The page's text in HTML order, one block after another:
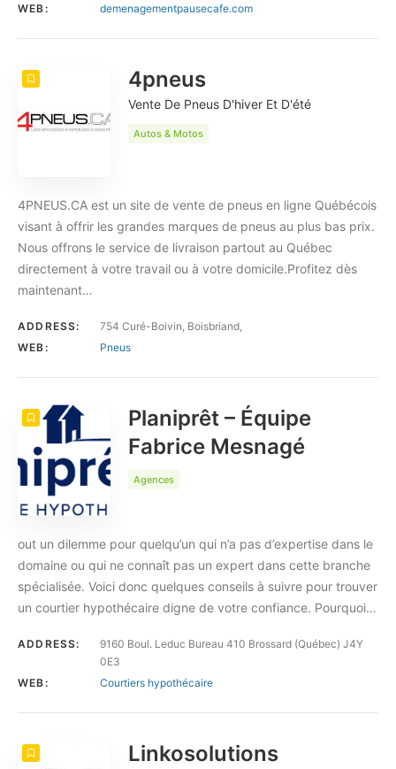
WEB:
demenagementpausecafe.com
4pneus
Vente De Pneus D'hiver Et D'été
Autos & Motos
4PNEUS.CA est un site de vente de pneus en ligne Québécois
visant à offrir les grandes marques de pneus au plus bas prix.
Nous offrons le service de livraison partout au Québec
directement à votre travail ou à votre domicile.Profitez dès
maintenant…
ADDRESS:
754 Curé-Boivin, Boisbriand,
WEB:
Pneus
Planiprêt – Équipe
Fabrice Mesnagé
Agences
out un dilemme pour quelqu’un qui n’a pas d’expertise dans le
domaine ou qui ne connaît pas un expert dans cette branche
spécialisée. Voici donc quelques conseils à suivre pour trouver
un courtier hypothécaire digne de votre confiance. Pourquoi…
ADDRESS:
9160 Boul. Leduc Bureau 410 Brossard (Québec) J4Y
0E3
WEB:
Courtiers hypothécaire
Linkosolutions